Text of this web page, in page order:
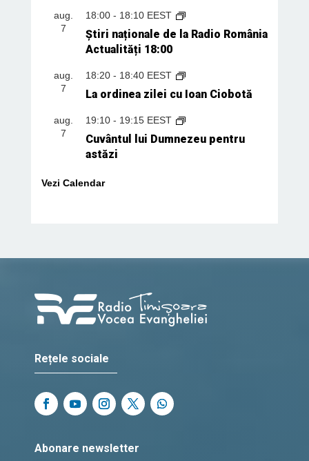
aug.
7
18:00- 18:10 EEST
Știri naționale de la Radio România
Actualități 18:00
aug.
7
18:20- 18:40 EEST
La ordinea zilei cu Ioan Ciobotă
aug.
7
19:10- 19:15 EEST
Cuvântul lui Dumnezeu pentru
astăzi
Vezi Calendar
Rețele sociale
Abonare newsletter